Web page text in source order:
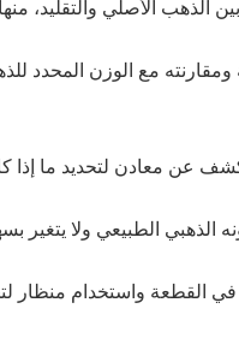
الذهب الأصلي والتقليد،
مع الوزن المحدد
القطعة واستخدام منظار